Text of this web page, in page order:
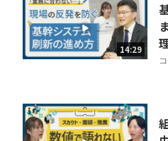
14:29